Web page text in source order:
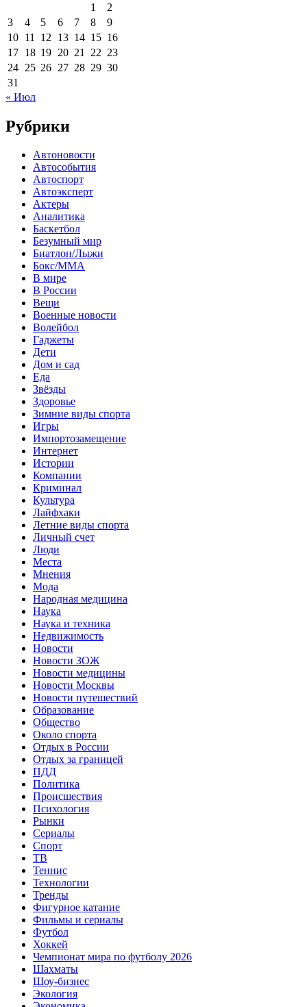
1
2
3
4 5 6 7 8
9
10 11 12 13 14 15 16
17 18 19 20 21 22 23
24 25 26 27 28 29 30
31
« Июл
Рубрики
Автоновости
Автособытия
Автоспорт
Автоэксперт
Актеры
Аналитика
Баскетбол
Безумный мир
Биатлон/Лыжи
Бокс/MMA
В мире
В России
Вещи
Военные новости
Волейбол
Гаджеты
Дети
Дом и сад
Еда
Звёзды
Здоровье
Зимние виды спорта
Игры
Импортозамещение
Интернет
Истории
Компании
Криминал
Культура
Лайфхаки
Летние виды спорта
Личный счет
Люди
Места
Мнения
Мода
Народная медицина
Наука
Наука и техника
Недвижимость
Новости
Новости ЗОЖ
Новости медицины
Новости Москвы
Новости путешествий
Образование
Общество
Около спорта
Отдых в России
Отдых за границей
ПДД
Политика
Происшествия
Психология
Рынки
Сериалы
Спорт
ТВ
Теннис
Технологии
Тренды
Фигурное катание
Фильмы и сериалы
Футбол
Хоккей
Чемпионат мира по футболу 2026
Шахматы
Шоу-бизнес
Экология